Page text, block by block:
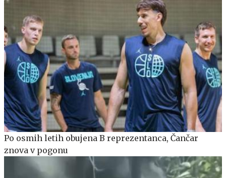
Po osmih letih obujena B reprezentanca, Čančar
znova v pogonu